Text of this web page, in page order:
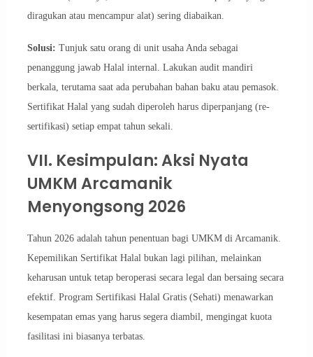
diragukan atau mencampur alat) sering diabaikan.
Solusi: Tunjuk satu orang di unit usaha Anda sebagai
penanggung jawab Halal internal. Lakukan audit mandiri
berkala, terutama saat ada perubahan bahan baku atau pemasok.
Sertifikat Halal yang sudah diperoleh harus diperpanjang (re-
sertifikasi) setiap empat tahun sekali.
VII. Kesimpulan: Aksi Nyata
UMKM Arcamanik
Menyongsong 2026
Tahun 2026 adalah tahun penentuan bagi UMKM di Arcamanik.
Kepemilikan Sertifikat Halal bukan lagi pilihan, melainkan
keharusan untuk tetap beroperasi secara legal dan bersaing secara
efektif. Program Sertifikasi Halal Gratis (Sehati) menawarkan
kesempatan emas yang harus segera diambil, mengingat kuota
fasilitasi ini biasanya terbatas.